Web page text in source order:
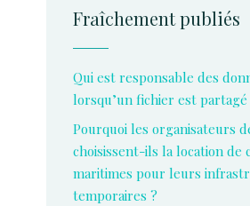
Fraîchement publiés
Qui est responsable des
lorsqu’un fichier est partagé
Pourquoi les organisateurs
choisissent-ils la location de
maritimes pour leurs
temporaires ?